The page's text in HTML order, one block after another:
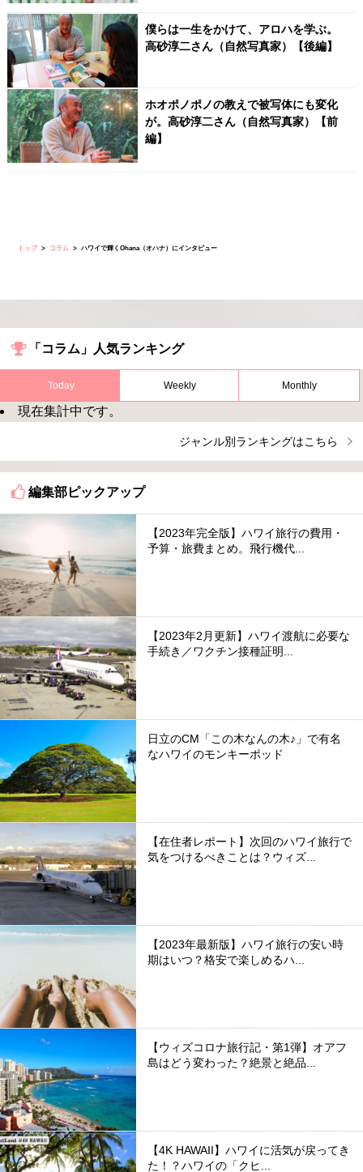
僕らは一生をかけて、アロハを学ぶ。
高砂淳二さん（自然写真家）【後編】
ホオポノポノの教えで被写体にも変化
が。高砂淳二さん（自然写真家）【前
編】
トップ コラム ハワイで輝くOhana（オハナ）にインタビュー
「コラム」人気ランキング
Today Weekly Monthly
現在集計中です。
ジャンル別ランキングはこちら
編集部ピックアップ
【2023年完全版】ハワイ旅行の費用・
予算・旅費まとめ。飛行機代...
【2023年2月更新】ハワイ渡航に必要な
手続き／ワクチン接種証明...
日立のCM「この木なんの木♪」で有名
なハワイのモンキーポッド
【在住者レポート】次回のハワイ旅行で
気をつけるべきことは？ウィズ...
【2023年最新版】ハワイ旅行の安い時
期はいつ？格安で楽しめるハ...
【ウィズコロナ旅行記・第1弾】オアフ
島はどう変わった？絶景と絶品...
【4K HAWAII】ハワイに活気が戻ってき
た！？ハワイの「クヒ...